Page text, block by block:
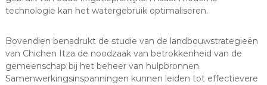
technologie kan het watergebruik optimaliseren.
Bovendien benadrukt de studie van de landbouwstrategieën
van Chichen Itza de noodzaak van betrokkenheid van de
gemeenschap bij het beheer van hulpbronnen.
Samenwerkingsinspanningen kunnen leiden tot effectievere